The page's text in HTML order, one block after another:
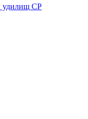
удилищ СР